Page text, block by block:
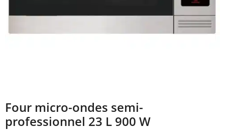
Four micro-ondes semi-
professionnel 23 L 900 W